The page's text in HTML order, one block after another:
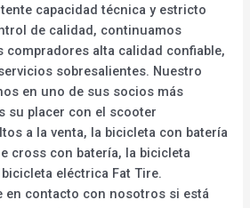
capacidad técnica y estricto
de calidad, continuamos
compradores alta calidad confiable,
sobresalientes. Nuestro
en uno de sus socios más
su placer con el scooter
a la venta, la bicicleta con batería
cross con batería, la bicicleta
eléctrica Fat Tire.
en contacto con nosotros si está